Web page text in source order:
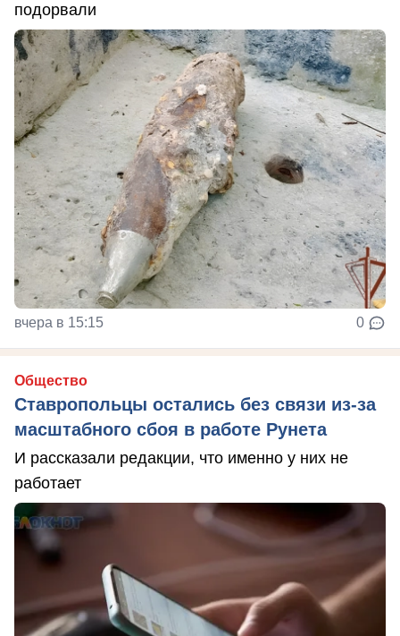
подорвали
вчера в 15:15 0
Общество
Ставропольцы остались без связи из-за
масштабного сбоя в работе Рунета
И рассказали редакции, что именно у них не
работает